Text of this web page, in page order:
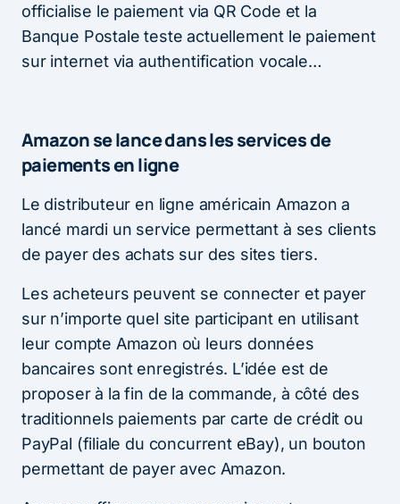
officialise le paiement via QR Code et la
Banque Postale teste actuellement le paiement
sur internet via authentification vocale…
Amazon se lance dans les services de
paiements en ligne
Le distributeur en ligne américain Amazon a
lancé mardi un service permettant à ses clients
de payer des achats sur des sites tiers.
Les acheteurs peuvent se connecter et payer
sur n’importe quel site participant en utilisant
leur compte Amazon où leurs données
bancaires sont enregistrés. L’idée est de
proposer à la fin de la commande, à côté des
traditionnels paiements par carte de crédit ou
PayPal (filiale du concurrent eBay), un bouton
permettant de payer avec Amazon.